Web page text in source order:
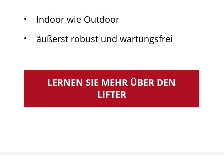
Indoor wie Outdoor
äußerst robust und wartungsfrei
LERNEN SIE MEHR ÜBER DEN
LIFTER